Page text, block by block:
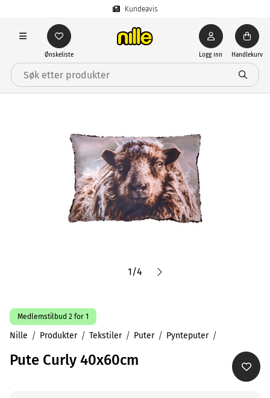
Kundeavis
Ønskeliste Logg inn Handlekurv
1/4
Medlemstilbud 2 for 1
Nille Produkter Tekstiler Puter Pynteputer
Pute Curly 40x60cm